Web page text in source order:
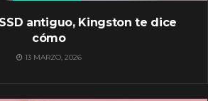
antiguo, Kingston te dice
cómo
13 MARZO, 2026